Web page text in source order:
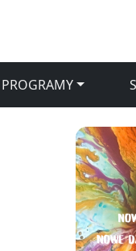
PROGRAMY